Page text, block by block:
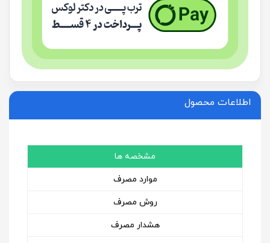
اطلاعات محصول
مشخصه ها
موارد مصرف
روش مصرف
هشدار مصرف